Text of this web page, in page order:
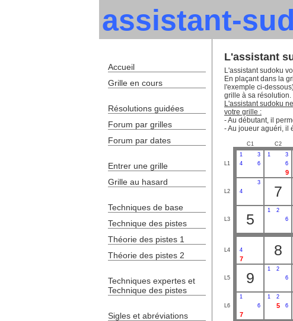
assistant-
L'assistant
L'assistant sudoku
En plaçant dans la
l'exemple ci-
grille à sa résolution.
L'assistant sudoku
votre grille :
- Au débutant, il
- Au joueur aguéri, il
C1 C2
L1
1
3
4
6
1
3
6
9
L2
3
4
7
L3 5
1
2
6
L4 4
7
8
L5 9
1
2
6
L6
1
6
7
1 2
5 6
Accueil
Grille en cours
Résolutions guidées
Forum par grilles
Forum par dates
Entrer une grille
Grille au hasard
Techniques de base
Technique des pistes
Théorie des pistes 1
Théorie des pistes 2
Techniques expertes et
Technique des pistes
Sigles et abréviations